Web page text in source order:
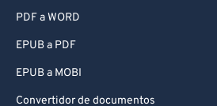
PDF a WORD
EPUB a PDF
EPUB a MOBI
Convertidor de documentos